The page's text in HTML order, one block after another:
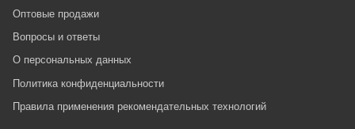
Оптовые продажи
Вопросы и ответы
О персональных данных
Политика конфиденциальности
Правила применения рекомендательных технологий